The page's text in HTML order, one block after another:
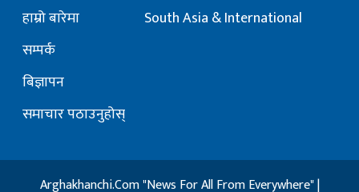
हाम्रो बारेमा
सम्पर्क
बिज्ञापन
समाचार पठाउनुहोस्
South Asia & International
Arghakhanchi.Com "News For All From Everywhere" |